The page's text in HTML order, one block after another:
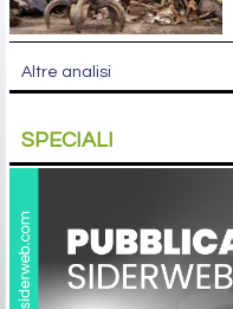
Altre analisi
SPECIALI